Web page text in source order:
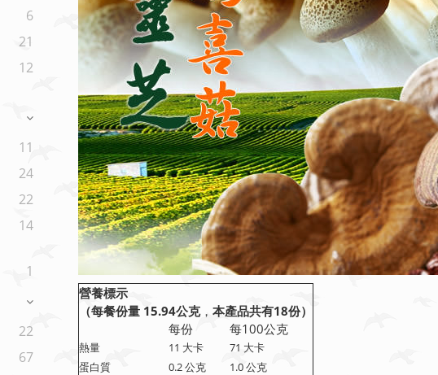
6
21
12
11
24
22
14
1
22
67
營養標示
（每餐份量 15.94公克， 本產品共有18份）
每份
每100公克
熱量 11 大卡
71 大卡
蛋白質
0.2 公克
1.0 公克